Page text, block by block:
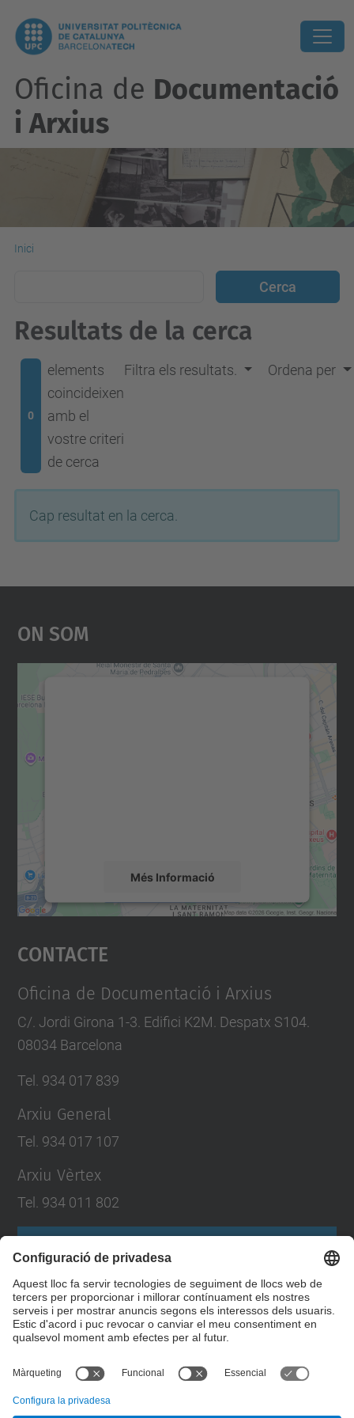
Oficina de Documentació
i Arxius
Inici
Resultats de la cerca
0
elements
coincideixen
amb el
vostre criteri
de cerca
Filtra els resultats. Ordena per
Cap resultat en la cerca.
On Som
Més Informació
Accepta
powered by
Contacte
Oficina de Documentació i Arxius
C/. Jordi Girona 1-3. Edifici K2M. Despatx S104.
08034 Barcelona
Tel. 934 017 839
Arxiu General
Tel. 934 017 107
Arxiu Vèrtex
Tel. 934 011 802
Formulari de contacte
Llista Xarxes Socials